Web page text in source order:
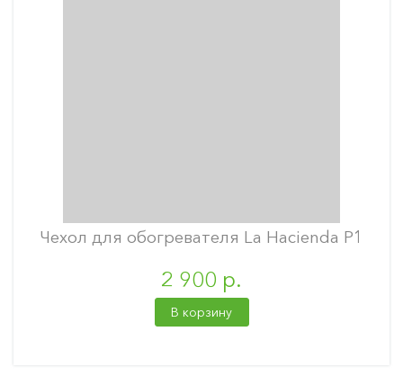
Чехол для обогревателя La Hacienda P1
2 900 р.
В корзину